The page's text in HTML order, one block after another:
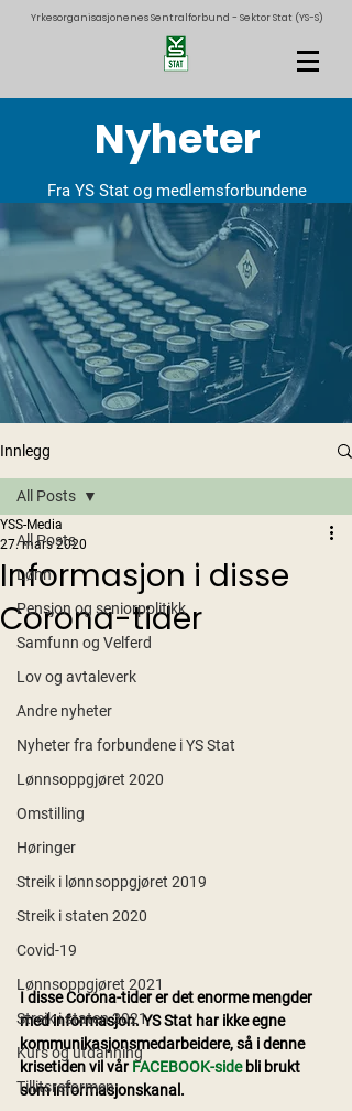
Yrkesorganisasjonenes Sentralforbund - Sektor Stat (YS-S)
Nyheter
Fra YS Stat og medlemsforbundene
Innlegg
All Posts
Lønn
Pensjon og seniorpolitikk
Samfunn og Velferd
Lov og avtaleverk
Andre nyheter
Nyheter fra forbundene i YS Stat
Lønnsoppgjøret 2020
Omstilling
Høringer
Streik i lønnsoppgjøret 2019
Streik i staten 2020
Covid-19
Lønnsoppgjøret 2021
Streik i staten 2021
Kurs og utdanning
Tillitsreformen
All Posts
Informasjon i disse
Corona-tider
YSS-Media
27. mars 2020
I disse Corona-tider er det enorme mengder
med informasjon. YS Stat har ikke egne
kommunikasjonsmedarbeidere, så i denne
krisetiden vil vår FACEBOOK-side bli brukt
som informasjonskanal.